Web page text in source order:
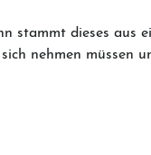
stammt dieses aus
nehmen müssen